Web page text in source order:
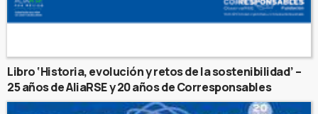
Libro ‘Historia, evolución y retos de la sostenibilidad’ –
25 años de AliaRSE y 20 años de Corresponsables